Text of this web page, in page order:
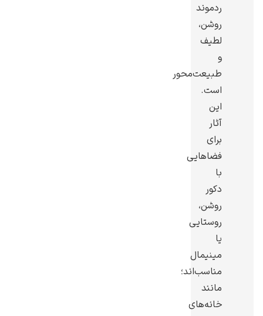
تابلوها
ردموند
روشن،
لطیف
و
طبیعت‌محور
است.
این
آثار
برای
فضاهایی
با
دکور
روشن،
روستایی
یا
مینیمال
مناسب‌اند؛
مانند
خانه‌های